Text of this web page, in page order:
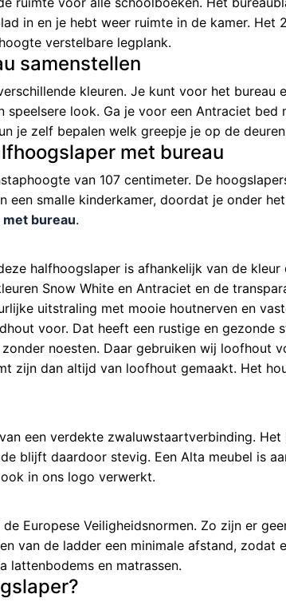
in en je hebt weer ruimte in de kamer.
verstelbare legplank.
samenstellen
kleuren. Je kunt voor het bureau
speelsere look. Ga je voor een Antraciet
je zelf bepalen welk greepje je op de
met bureau
van 107 centimeter. De
een smalle kinderkamer, doordat je onder
bureau.
halfhoogslaper is afhankelijk van de
Snow White en Antraciet en de
uitstraling met mooie houtnerven en
voor. Dat heeft een rustige en gezonde
noesten. Daar gebruiken wij loofhout
zijn dan altijd van loofhout gemaakt. Het
een verdekte zwaluwstaartverbinding.
blijft daardoor stevig. Een Alta meubel is
in ons logo verwerkt.
Europese Veiligheidsnormen. Zo zijn er
van de ladder een minimale afstand, zodat
lattenbodems en matrassen.